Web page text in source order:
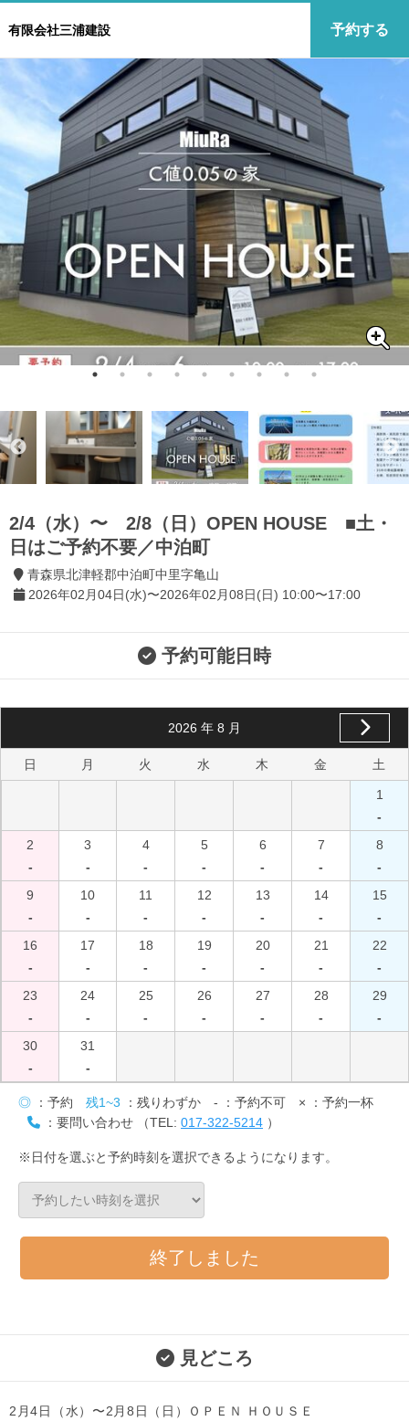
有限会社三浦建設 予約する
2/4（水）〜 2/8（日）OPEN HOUSE ■土・
日はご予約不要／中泊町
青森県北津軽郡中泊町中里字亀山
2026年02月04日(水)〜2026年02月08日(日) 10:00〜17:00
予約可能日時
2026 年 8 月
日 月 火 水 木 金 土
1
-
2
-
3
-
4
-
5
-
6
-
7
-
8
-
9
-
10
-
11
-
12
-
13
-
14
-
15
-
16
-
17
-
18
-
19
-
20
-
21
-
22
-
23
-
24
-
25
-
26
-
27
-
28
-
29
-
30
-
31
-
◎ ：予約 残1~3 ：残りわずか - ：予約不可 × ：予約一杯
：要問い合わせ （TEL: 017-322-5214 ）
※日付を選ぶと予約時刻を選択できるようになります。
終了しました
見どころ
2月4日（水）〜2月8日（日）ＯＰＥＮ ＨＯＵＳＥ